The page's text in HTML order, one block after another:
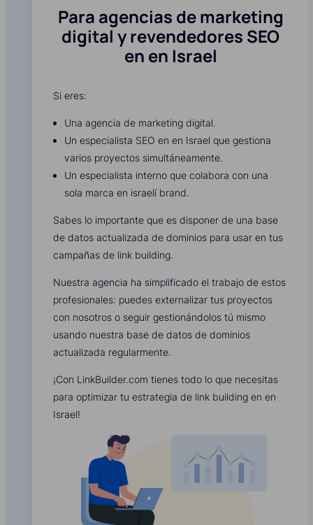
Para agencias de marketing
digital y revendedores SEO
en en Israel
Si eres:
Una agencia de marketing digital.
Un especialista SEO en en Israel que gestiona
varios proyectos simultáneamente.
Un especialista interno que colabora con una
sola marca en israelí brand.
Sabes lo importante que es disponer de una base
de datos actualizada de dominios para usar en tus
campañas de link building.
Nuestra agencia ha simplificado el trabajo de estos
profesionales: puedes externalizar tus proyectos
con nosotros o seguir gestionándolos tú mismo
usando nuestra base de datos de dominios
actualizada regularmente.
¡Con LinkBuilder.com tienes todo lo que necesitas
para optimizar tu estrategia de link building en en
Israel!